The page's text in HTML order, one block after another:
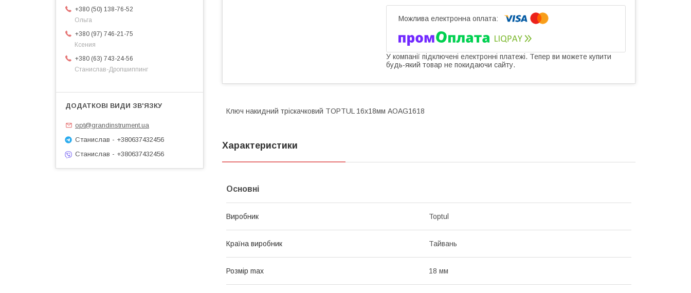
У компанії підключені електронні платежі. Тепер ви можете купити
будь-який товар не покидаючи сайту.
Ключ накидний тріскачковий TOPTUL 16х18мм AOAG1618
Характеристики
Основні
Виробник Toptul
Країна виробник Тайвань
Розмір max 18 мм
+380 (50) 138-76-52
Ольга
+380 (97) 746-21-75
Ксения
+380 (63) 743-24-56
Станислав-Дропшиппинг
opt@grandinstrument.ua
Станислав - +380637432456
Станислав - +380637432456